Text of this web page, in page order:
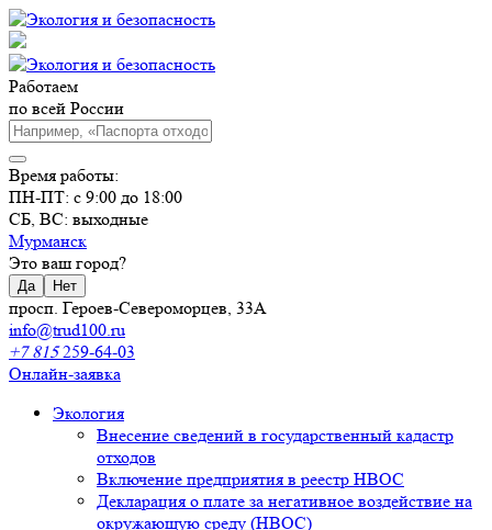
Работаем
по всей России
Время работы:
ПН-ПТ: с 9:00 до 18:00
СБ, ВС: выходные
Мурманск
Это ваш город?
Да Нет
просп. Героев-Североморцев, 33А
info@trud100.ru
+7 815259-64-03
Онлайн-заявка
Экология
Внесение сведений в государственный кадастр
отходов
Включение предприятия в реестр НВОС
Декларация о плате за негативное воздействие на
окружающую среду (НВОС)